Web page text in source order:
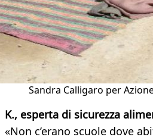
Sandra Calligaro per
K., esperta di sicurezza
«Non c’erano scuole dove